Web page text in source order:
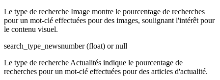
Le type de recherche Image montre le pourcentage de recherches
pour un mot-clé effectuées pour des images, soulignant l'intérêt pour
le contenu visuel.
search_type_newsnumber (float) or null
Le type de recherche Actualités indique le pourcentage de
recherches pour un mot-clé effectuées pour des articles d'actualité.